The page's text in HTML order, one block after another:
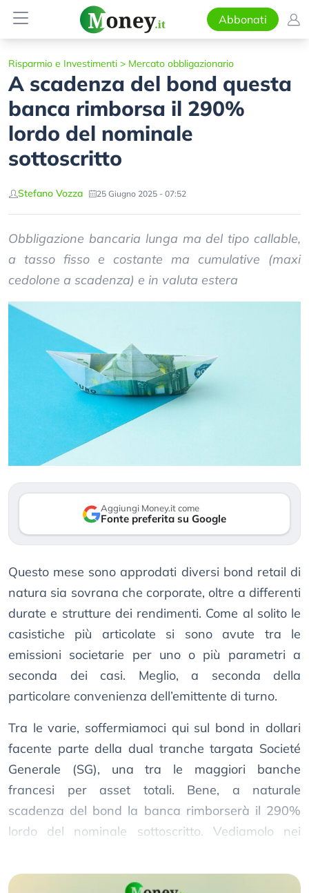
Abbonati
Risparmio e Investimenti > Mercato obbligazionario
A scadenza del bond questa
banca rimborsa il 290%
lordo del nominale
sottoscritto
Stefano Vozza 25 Giugno 2025 - 07:52
Obbligazione bancaria lunga ma del tipo callable,
a tasso fisso e costante ma cumulative (maxi
cedolone a scadenza) e in valuta estera
Aggiungi Money.it come
Fonte preferita su Google
Questo mese sono approdati diversi bond retail di
natura sia sovrana che corporate, oltre a differenti
durate e strutture dei rendimenti. Come al solito le
casistiche più articolate si sono avute tra le
emissioni societarie per uno o più parametri a
seconda dei casi. Meglio, a seconda della
particolare convenienza dell’emittente di turno.
Tra le varie, soffermiamoci qui sul bond in dollari
facente parte della dual tranche targata Societé
Generale (SG), una tra le maggiori banche
francesi per asset totali. Bene, a naturale
scadenza del bond la banca rimborserà il 290%
lordo del nominale sottoscritto. Vediamolo nei